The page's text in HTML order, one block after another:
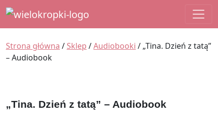
Main Navigation
Strona główna / Sklep /Audiobooki / „Tina. Dzień z tatą”
– Audiobook
„Tina. Dzień z tatą” – Audiobook